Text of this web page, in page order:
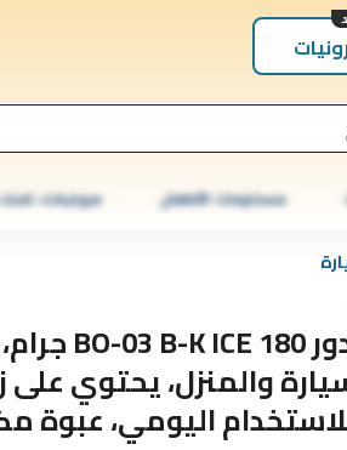
مستلزمات الأطفال موبايلات،
معطر جو بلاك أودور BO-03 B-K ICE 180 جرام،
والمنزل، يحتوي
اليومي، عبوة